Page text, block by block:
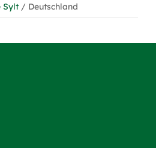
Sylt / Deutschland